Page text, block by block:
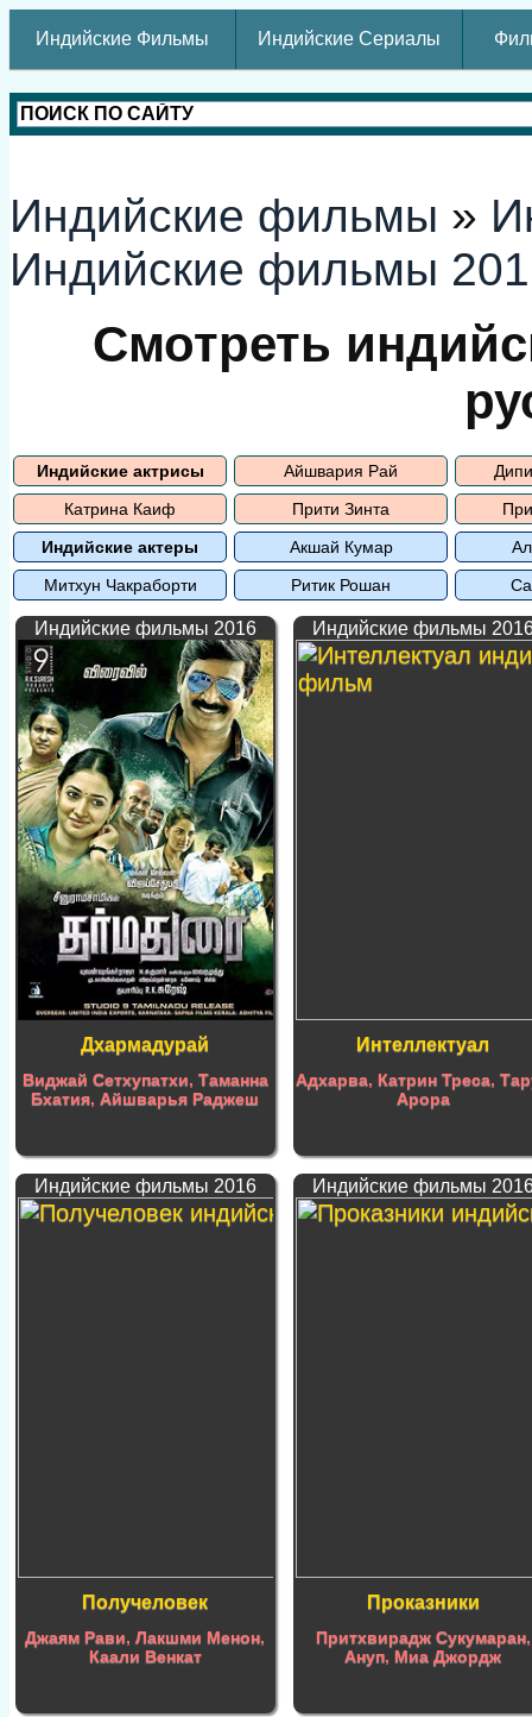
Индийские Фильмы Индийские Сериалы
Индийские фильмы »
Индийские фильмы
Смотреть
Индийские актрисы Айшвария Рай
Катрина Каиф
Прити Зинта
Индийские актеры
Акшай Кумар
Митхун Чакраборти
Ритик Рошан
Индийские фильмы 2016
Дхармадурай
Виджай Сетхупатхи, Таманна
Бхатия,Айшварья Раджеш
Индийские фильмы
Интеллектуал
Адхарва,Катрин Треса,
Арора
Индийские фильмы 2016
Получеловек
Джаям Рави,Лакшми Менон,
Каали Венкат
Индийские фильмы
Проказники
Притхвирадж Сукумаран,
Ануп,Миа Джордж